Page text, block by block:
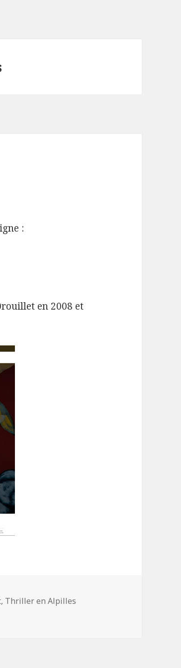
:
en 2008 et
, Thriller en Alpilles